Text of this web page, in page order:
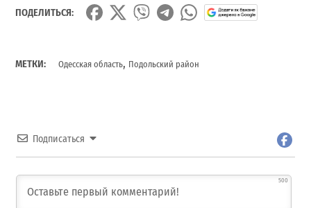
ПОДЕЛИТЬСЯ:
МЕТКИ: Одесская область, Подольский район
Подписаться
500